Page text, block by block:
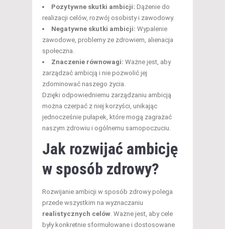
Pozytywne skutki ambicji: Dążenie do
realizacji celów, rozwój osobisty i zawodowy.
Negatywne skutki ambicji: Wypalenie
zawodowe, problemy ze zdrowiem, alienacja
społeczna.
Znaczenie równowagi: Ważne jest, aby
zarządzać ambicją i nie pozwolić jej
zdominować naszego życia.
Dzięki odpowiedniemu zarządzaniu ambicją
można czerpać z niej korzyści, unikając
jednocześnie pułapek, które mogą zagrażać
naszym zdrowiu i ogólnemu samopoczuciu.
Jak rozwijać ambicję
w sposób zdrowy?
Rozwijanie ambicji w sposób zdrowy polega
przede wszystkim na wyznaczaniu
realistycznych celów . Ważne jest, aby cele
były konkretnie sformułowane i dostosowane